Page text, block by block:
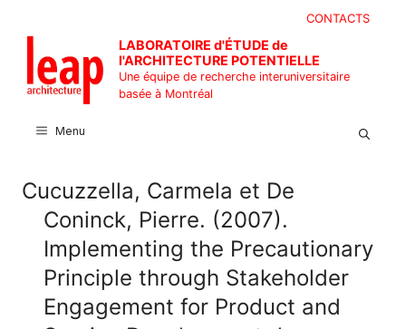
contenu
CONTACTS
LABORATOIRE d'ÉTUDE de
l'ARCHITECTURE POTENTIELLE
Une équipe de recherche interuniversitaire
basée à Montréal
Menu
Cucuzzella, Carmela et De
Coninck, Pierre. (2007).
Implementing the Precautionary
Principle through Stakeholder
Engagement for Product and